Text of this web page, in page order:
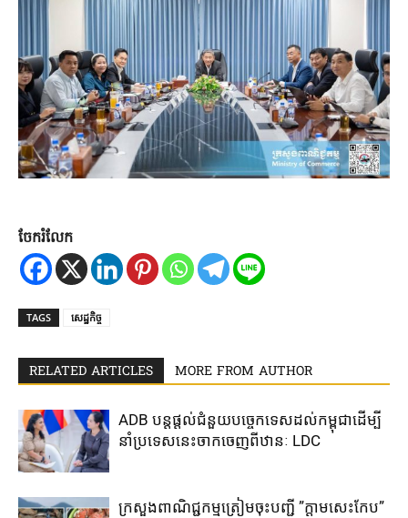
ចែករំលែក
TAGS សេដ្ឋកិច្ច
RELATED ARTICLES MORE FROM AUTHOR
ADB បន្ត​ផ្តល់​ជំនួយ​បច្ចេកទេស​ដល់​កម្ពុជា​ដើម្បី​
នាំ​ប្រទេស​នេះ​ចាក​ចេញ​ពី​ឋានៈ LDC
ក្រសួងពាណិជ្ជកម្ម​ត្រៀម​ចុះបញ្ជី​ ​”ក្តាមសេះកែប”​